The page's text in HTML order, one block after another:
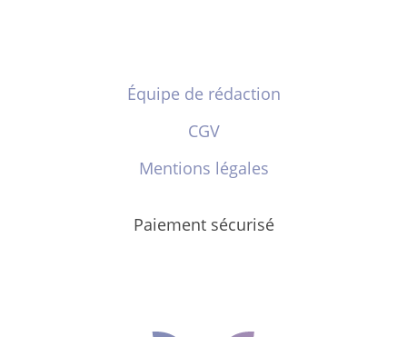
Équipe de rédaction
CGV
Mentions légales
Paiement sécurisé